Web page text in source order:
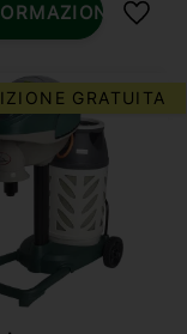
GRATUITA